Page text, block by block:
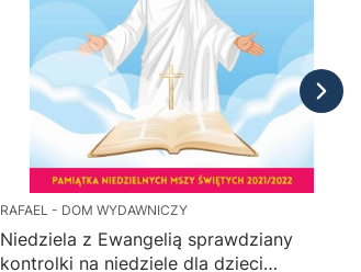
RAFAEL - DOM WYDAWNICZY
Niedziela z Ewangelią sprawdziany
kontrolki na niedziele dla dzieci